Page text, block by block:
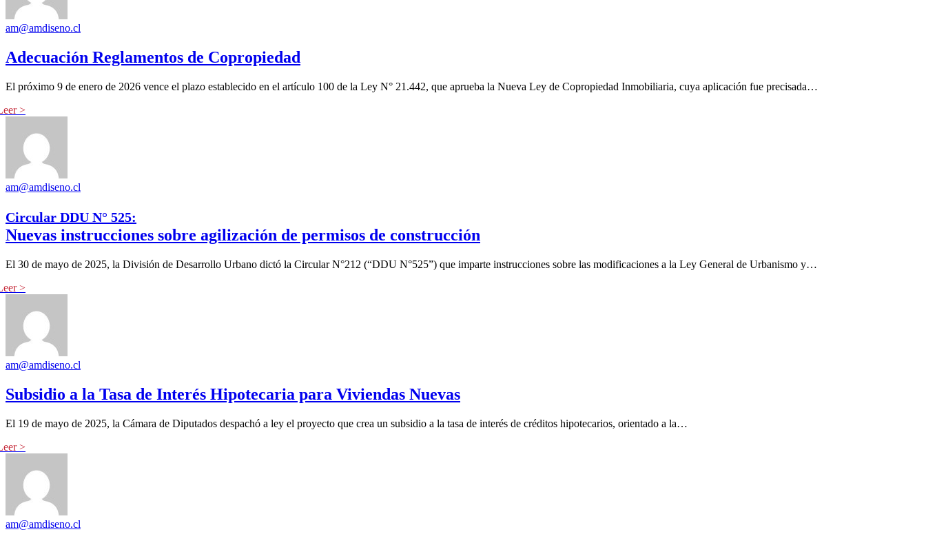
am@amdiseno.cl
Adecuación Reglamentos de Copropiedad
El próximo 9 de enero de 2026 vence el plazo establecido en el artículo 100 de la Ley N° 21.442, que aprueba la Nueva Ley de Copropiedad Inmobiliaria, cuya aplicación fue precisada…
am@amdiseno.cl
Circular DDU N° 525:
Nuevas instrucciones sobre agilización de permisos de construcción
El 30 de mayo de 2025, la División de Desarrollo Urbano dictó la Circular N°212 (“DDU N°525”) que imparte instrucciones sobre las modificaciones a la Ley General de Urbanismo y…
am@amdiseno.cl
Subsidio a la Tasa de Interés Hipotecaria para Viviendas Nuevas
El 19 de mayo de 2025, la Cámara de Diputados despachó a ley el proyecto que crea un subsidio a la tasa de interés de créditos hipotecarios, orientado a la…
am@amdiseno.cl